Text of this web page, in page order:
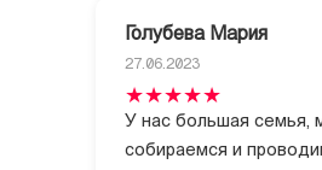
Голубева Мария
27.06.2023
У нас большая семья,
собираемся и